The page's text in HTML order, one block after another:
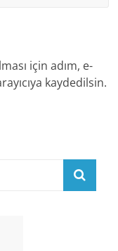
için adım, e-
kaydedilsin.